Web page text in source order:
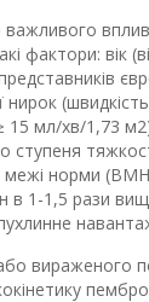
фактори: вік
нирок
15 мл/хв/1,73 м2
ступеня
межі норми
в 1-1,5 рази
вираженого